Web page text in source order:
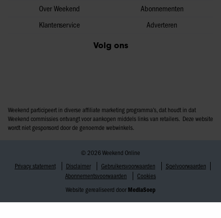
Over Weekend
Klantenservice
Abonnementen
Adverteren
Volg ons
Weekend participeert in diverse affiliate marketing programma’s, dat houdt in dat
Weekend commissies ontvangt voor aankopen middels links van retailers. Deze website
wordt niet gesponsord door de genoemde webwinkels.
© 2026 Weekend Online
Privacy statement
Disclaimer Gebruikersvoorwaarden
Spelvoorwaarden
Abonnementsvoorwaarden
Cookies
Website gerealiseerd door MediaSoep